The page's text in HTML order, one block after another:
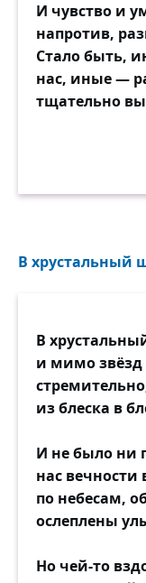
И чувство и
напротив,
Стало быть,
нас, иные —
тщательно
В хрустальный
В
и мимо звёзд
из блеска в
И не было ни
нас вечности
по небесам,
ослеплены
Но чей-то